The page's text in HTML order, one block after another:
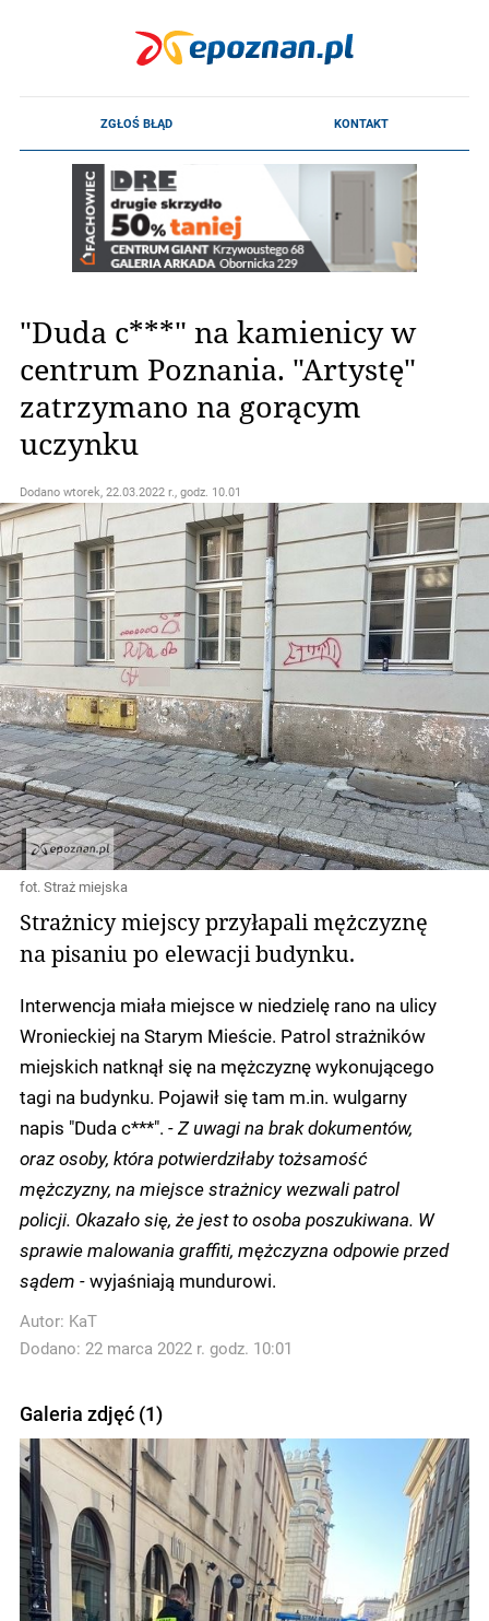
"Duda c***" na kamienicy w
centrum Poznania. "Artystę"
zatrzymano na gorącym
uczynku
Dodano wtorek, 22.03.2022 r., godz. 10.01
fot. Straż miejska
Strażnicy miejscy przyłapali mężczyznę
na pisaniu po elewacji budynku.
Interwencja miała miejsce w niedzielę rano na ulicy
Wronieckiej na Starym Mieście. Patrol strażników
miejskich natknął się na mężczyznę wykonującego
tagi na budynku. Pojawił się tam m.in. wulgarny
napis "Duda c***". - Z uwagi na brak dokumentów,
oraz osoby, która potwierdziłaby tożsamość
mężczyzny, na miejsce strażnicy wezwali patrol
policji. Okazało się, że jest to osoba poszukiwana. W
sprawie malowania graffiti, mężczyzna odpowie przed
sądem -wyjaśniają mundurowi.
Autor: KaT
Dodano: 22 marca 2022 r. godz. 10:01
Galeria zdjęć (1)